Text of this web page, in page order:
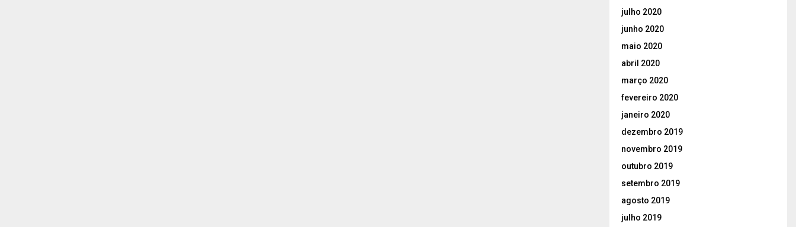
julho 2020
junho 2020
maio 2020
abril 2020
março 2020
fevereiro 2020
janeiro 2020
dezembro 2019
novembro 2019
outubro 2019
setembro 2019
agosto 2019
julho 2019